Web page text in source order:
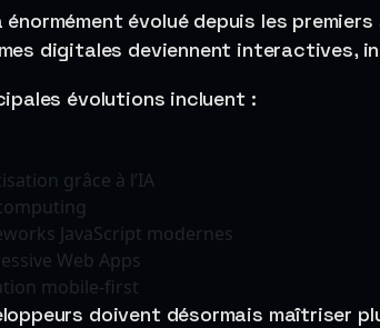
énormément évolué depuis les
digitales deviennent interactives,
évolutions incluent :
grâce à l’IA
JavaScript modernes
Web Apps
mobile-first
doivent désormais maîtriser